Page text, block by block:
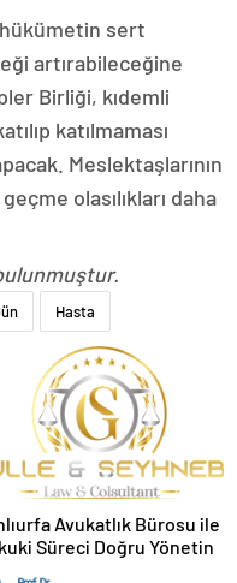
hükümetin sert
artırabileceğine
Birliği, kıdemli
katılmaması
Meslektaşlarının
olasılıkları daha
Hasta
Avukatlık Bürosu ile
Süreci Doğru Yönetin